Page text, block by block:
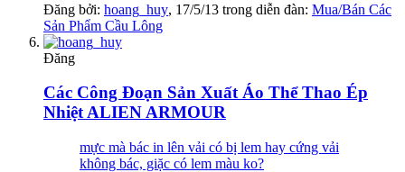
Đăng bởi: hoang_huy, 17/5/13 trong diễn đàn: Mua/Bán Các
Sản Phẩm Cầu Lông
Đăng
Các Công Đoạn Sản Xuất Áo Thể Thao Ép
Nhiệt ALIEN ARMOUR
mực mà bác in lên vải có bị lem hay cứng vải
không bác, giặc có lem màu ko?